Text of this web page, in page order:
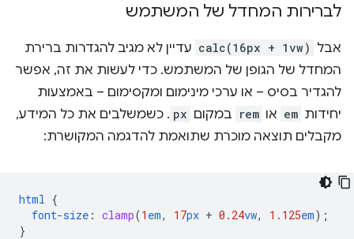
לברירות המחדל של המשתמש
אבל calc(16px + 1vw) עדיין לא מגיב להגדרות ברירת
המחדל של הגופן של המשתמש. כדי לעשות את זה, אפשר
להגדיר בסיס – או ערכי מינימום ומקסימום – באמצעות
יחידות em או rem במקום px . כשמשלבים את כל המידע,
מקבלים תוצאה מוכרת שתואמת להדגמה המקושרת:
html {
font-size : clamp(1 em, 17px + 0.24vw, 1.125em);
}